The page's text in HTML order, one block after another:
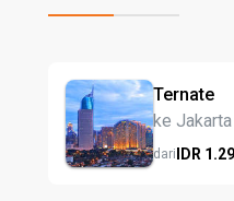
Ternate
ke Jakarta
dariIDR